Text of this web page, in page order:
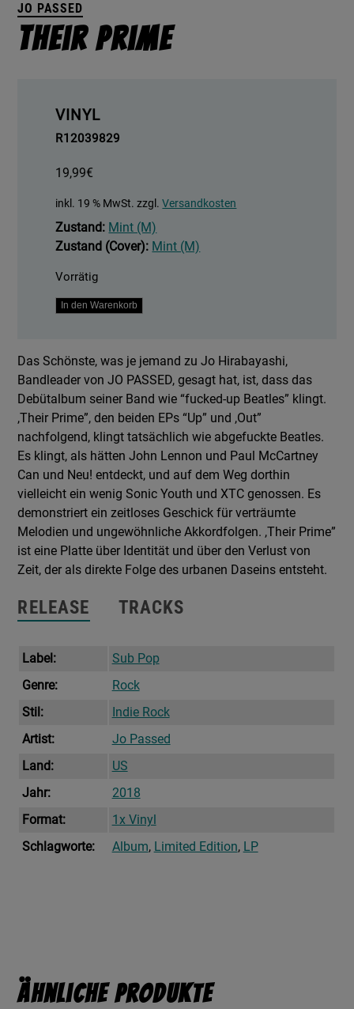
JO PASSED
Their Prime
VINYL
R12039829
19,99€
inkl. 19 % MwSt. zzgl.Versandkosten
Zustand: Mint (M)
Zustand (Cover): Mint (M)
Vorrätig
Their
In den Warenkorb
Das Schönste, was je jemand zu Jo Hirabayashi,
Bandleader von JO PASSED, gesagt hat, ist, dass das
Debütalbum seiner Band wie “fucked-up Beatles” klingt.
,Their Prime”, den beiden EPs “Up” und ,Out”
nachfolgend, klingt tatsächlich wie abgefuckte Beatles.
Es klingt, als hätten John Lennon und Paul McCartney
Can und Neu! entdeckt, und auf dem Weg dorthin
vielleicht ein wenig Sonic Youth und XTC genossen. Es
demonstriert ein zeitloses Geschick für verträumte
Melodien und ungewöhnliche Akkordfolgen. ,Their Prime”
ist eine Platte über Identität und über den Verlust von
Zeit, der als direkte Folge des urbanen Daseins entsteht.
RELEASE TRACKS
Label:
Sub Pop
Genre:
Rock
Stil:
Indie Rock
Artist:
Jo Passed
Land:
US
Jahr:
2018
Format:
1x Vinyl
Schlagworte:
Album, Limited Edition, LP
Ähnliche Produkte